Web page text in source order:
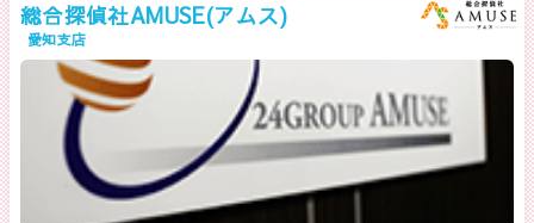
総合探偵社AMUSE(アムス)
愛知支店